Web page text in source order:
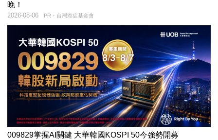
晚！
PR・台灣癌症基金會
2026-08-06
009829掌握AI關鍵 大華韓國KOSPI 50今強勢開募